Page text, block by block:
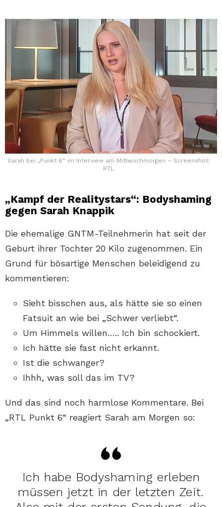
Sarah bei „Punkt 6“ im Interview am Mittwochmorgen – Screenshot:
RTL
„Kampf der Realitystars“: Bodyshaming
gegen Sarah Knappik
Die ehemalige GNTM-Teilnehmerin hat seit der
Geburt ihrer Tochter 20 Kilo zugenommen. Ein
Grund für bösartige Menschen beleidigend zu
kommentieren:
Sieht bisschen aus, als hätte sie so einen
Fatsuit an wie bei „Schwer verliebt“.
Um Himmels willen….. Ich bin schockiert.
Ich hätte sie fast nicht erkannt.
Ist die schwanger?
Ihhh, was soll das im TV?
Und das sind noch harmlose Kommentare. Bei
„RTL Punkt 6“ reagiert Sarah am Morgen so:
Ich habe Bodyshaming erleben
müssen jetzt in der letzten Zeit.